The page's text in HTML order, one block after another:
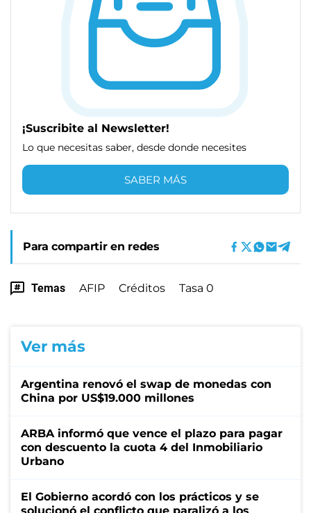
¡Suscribite al Newsletter!
Lo que necesitas saber, desde donde necesites
SABER MÁS
Para compartir en redes
Temas AFIP Créditos Tasa 0
Ver más
Argentina renovó el swap de monedas con
China por US$19.000 millones
ARBA informó que vence el plazo para pagar
con descuento la cuota 4 del Inmobiliario
Urbano
El Gobierno acordó con los prácticos y se